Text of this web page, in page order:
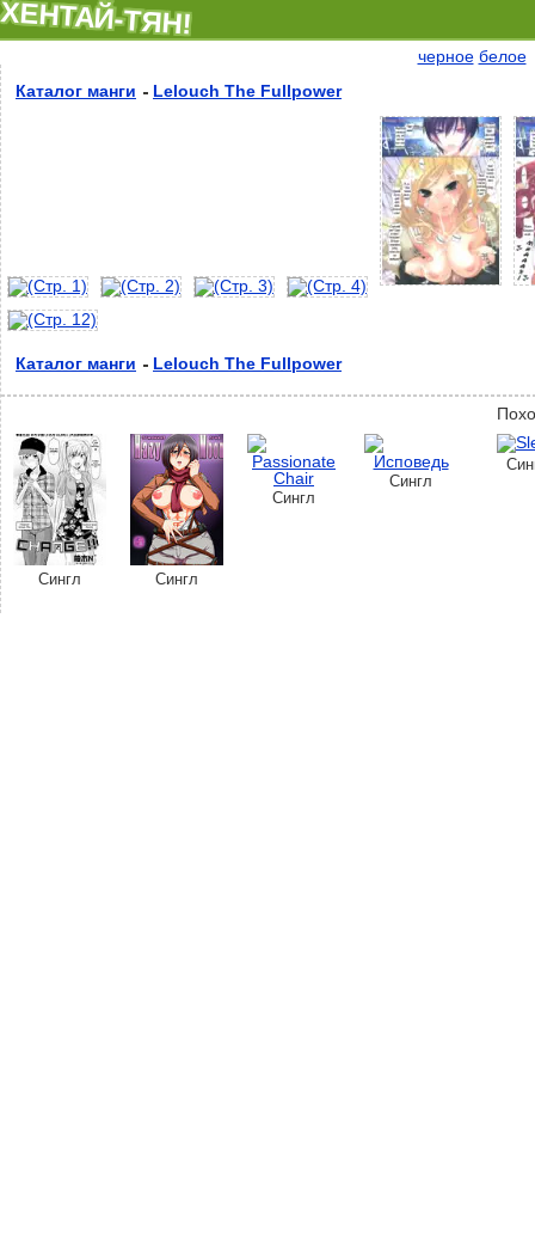
ХЕНТАЙ-ТЯН!
черное белое
Каталог манги
Lelouch The Fullpower
Каталог манги Lelouch The Fullpower
Сингл Сингл
Сингл
Сингл